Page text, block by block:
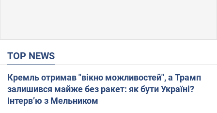
TOP NEWS
Кремль отримав "вікно можливостей", а Трамп
залишився майже без ракет: як бути Україні?
Інтерв’ю з Мельником